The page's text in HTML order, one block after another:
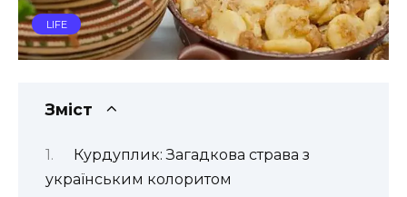
LIFE
Зміст
Курдуплик: Загадкова страва з
українським колоритом